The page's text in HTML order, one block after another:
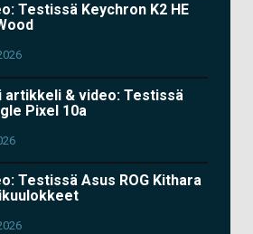
Testissä Keychron K2 HE
artikkeli & video: Testissä
Pixel 10a
Testissä Asus ROG Kithara